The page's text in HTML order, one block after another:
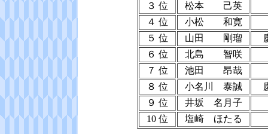
３ 位
松本 己英
４ 位
小松 和寛
５ 位
山田 剛瑠
６ 位
北島 智咲
７ 位
池田 昂哉
８ 位
小名川 泰誠
９ 位
井坂 名月子
10 位
塩崎 ほたる